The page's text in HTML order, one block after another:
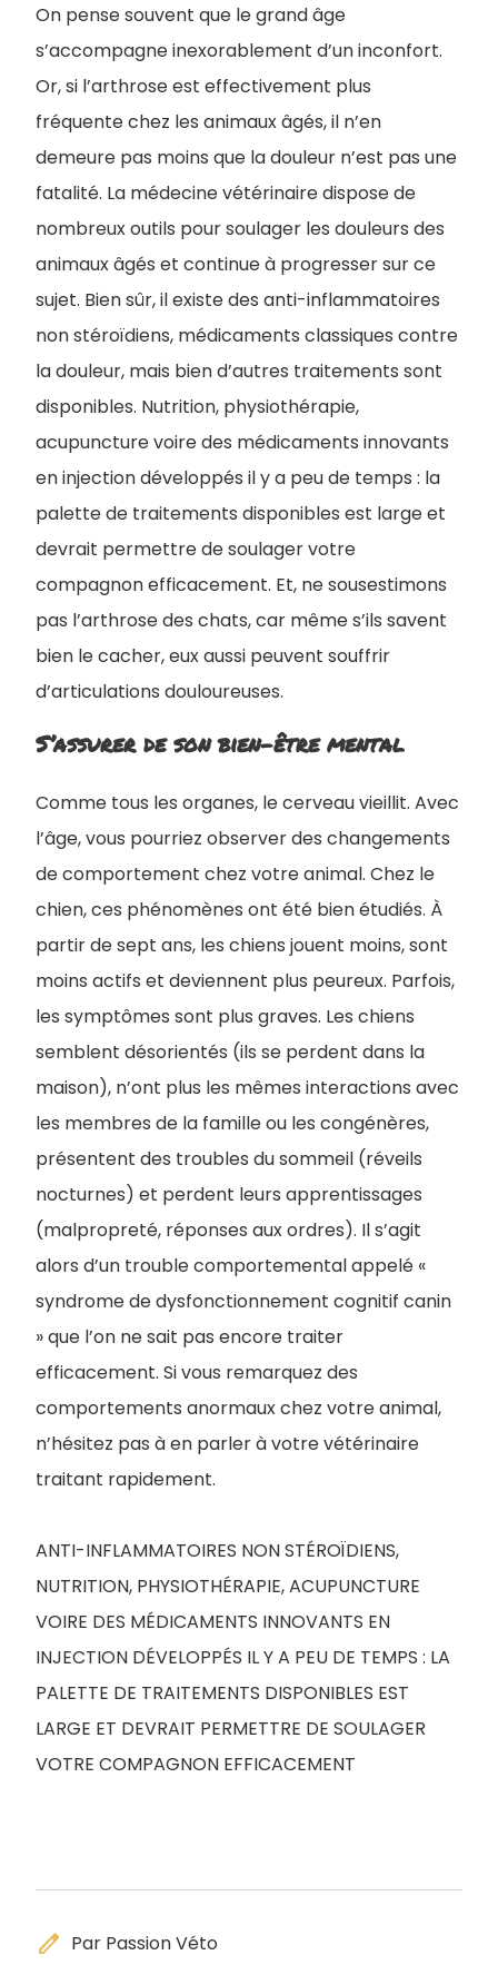
On pense souvent que le grand âge
s’accompagne inexorablement d’un inconfort.
Or, si l’arthrose est effectivement plus
fréquente chez les animaux âgés, il n’en
demeure pas moins que la douleur n’est pas une
fatalité. La médecine vétérinaire dispose de
nombreux outils pour soulager les douleurs des
animaux âgés et continue à progresser sur ce
sujet. Bien sûr, il existe des anti-inflammatoires
non stéroïdiens, médicaments classiques contre
la douleur, mais bien d’autres traitements sont
disponibles. Nutrition, physiothérapie,
acupuncture voire des médicaments innovants
en injection développés il y a peu de temps : la
palette de traitements disponibles est large et
devrait permettre de soulager votre
compagnon efficacement. Et, ne sousestimons
pas l’arthrose des chats, car même s’ils savent
bien le cacher, eux aussi peuvent souffrir
d’articulations douloureuses.
S’assurer de son bien-être mental
Comme tous les organes, le cerveau vieillit. Avec
l’âge, vous pourriez observer des changements
de comportement chez votre animal. Chez le
chien, ces phénomènes ont été bien étudiés. À
partir de sept ans, les chiens jouent moins, sont
moins actifs et deviennent plus peureux. Parfois,
les symptômes sont plus graves. Les chiens
semblent désorientés (ils se perdent dans la
maison), n’ont plus les mêmes interactions avec
les membres de la famille ou les congénères,
présentent des troubles du sommeil (réveils
nocturnes) et perdent leurs apprentissages
(malpropreté, réponses aux ordres). Il s’agit
alors d’un trouble comportemental appelé «
syndrome de dysfonctionnement cognitif canin
» que l’on ne sait pas encore traiter
efficacement. Si vous remarquez des
comportements anormaux chez votre animal,
n’hésitez pas à en parler à votre vétérinaire
traitant rapidement.
ANTI-INFLAMMATOIRES NON STÉROÏDIENS,
NUTRITION, PHYSIOTHÉRAPIE, ACUPUNCTURE
VOIRE DES MÉDICAMENTS INNOVANTS EN
INJECTION DÉVELOPPÉS IL Y A PEU DE TEMPS : LA
PALETTE DE TRAITEMENTS DISPONIBLES EST
LARGE ET DEVRAIT PERMETTRE DE SOULAGER
VOTRE COMPAGNON EFFICACEMENT
edit Par Passion Véto